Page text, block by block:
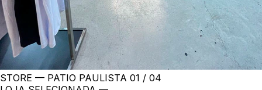
STORE — PATIO PAULISTA 01 / 04